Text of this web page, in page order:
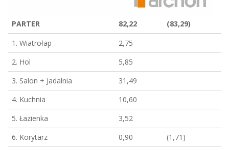
PARTER 82,22
(83,29)
1. Wiatrołap
2,75
2. Hol
5,85
3. Salon + Jadalnia
31,49
4. Kuchnia
10,60
5. Łazienka
3,52
6. Korytarz
0,90
(1,71)